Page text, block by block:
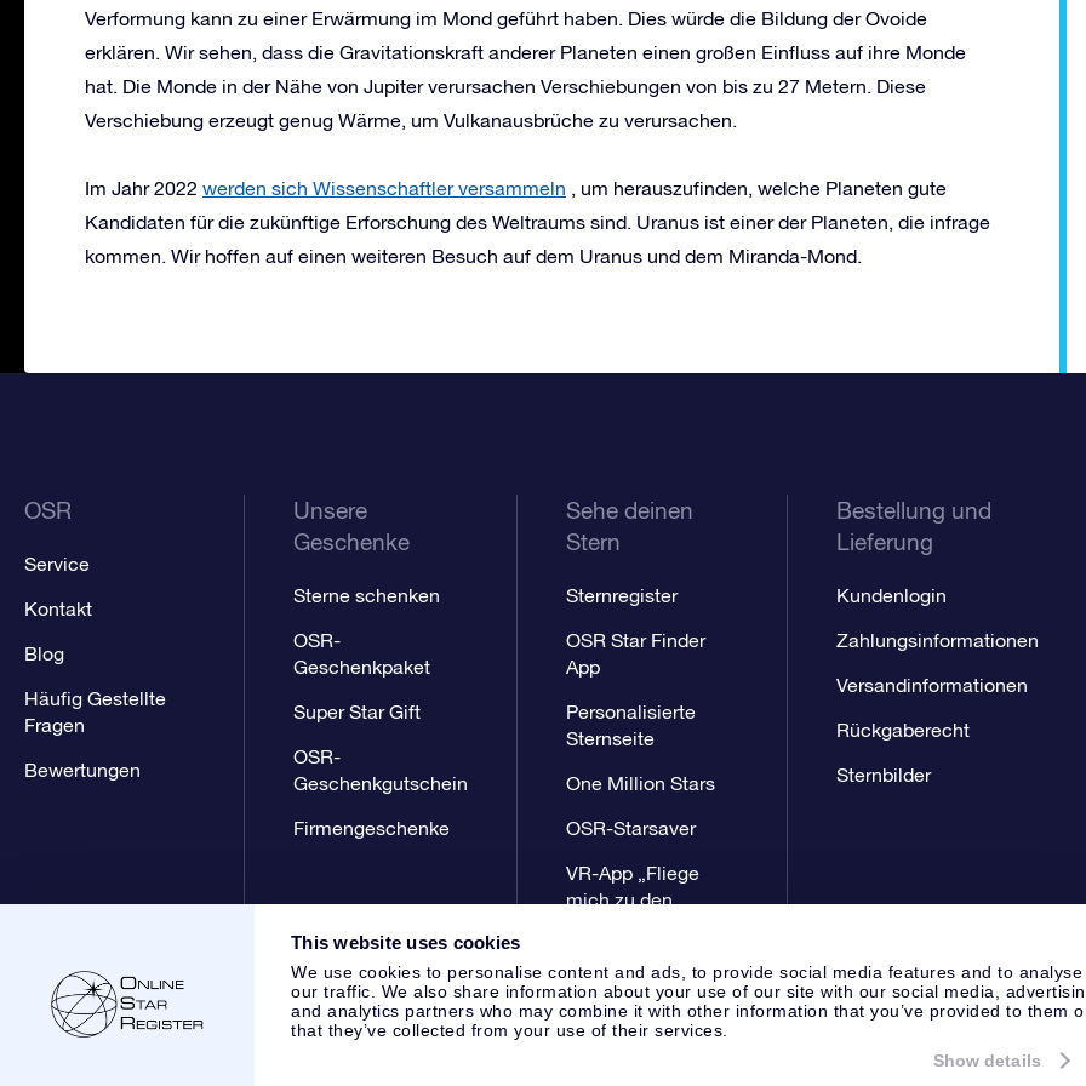
This website uses cookies
We use cookies to personalise content and ads, to provide social media features and to analyse
our traffic. We also share information about your use of our site with our social media,
and analytics partners who may combine it with other information that you’ve provided to them
that they’ve collected from your use of their services.
Show details
Verformung kann zu einer Erwärmung im Mond geführt haben. Dies würde die Bildung der Ovoide
erklären. Wir sehen, dass die Gravitationskraft anderer Planeten einen großen Einfluss auf ihre Monde
hat. Die Monde in der Nähe von Jupiter verursachen Verschiebungen von bis zu 27 Metern. Diese
Verschiebung erzeugt genug Wärme, um Vulkanausbrüche zu verursachen.
Im Jahr 2022 werden sich Wissenschaftler versammeln , um herauszufinden, welche Planeten gute
Kandidaten für die zukünftige Erforschung des Weltraums sind. Uranus ist einer der Planeten, die infrage
kommen. Wir hoffen auf einen weiteren Besuch auf dem Uranus und dem Miranda-Mond.
OSR
Service
Kontakt
Blog
Häufig Gestellte
Fragen
Bewertungen
Unsere
Geschenke
Sterne schenken
OSR-
Geschenkpaket
Super Star Gift
OSR-
Geschenkgutschein
Firmengeschenke
Sehe deinen
Stern
Sternregister
OSR Star Finder
App
Personalisierte
Sternseite
One Million Stars
OSR-Starsaver
VR-App „Fliege
mich zu den
Bestellung und
Lieferung
Kundenlogin
Zahlungsinformationen
Versandinformationen
Rückgaberecht
Sternbilder